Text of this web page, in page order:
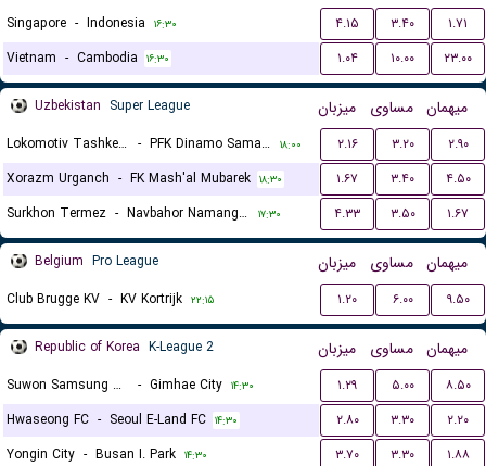
Singapore - Indonesia ۱۶:۳۰ ۴.۱۵ ۳.۴۰
۱.۷۱
Vietnam - Cambodia ۱۶:۳۰ ۱.۰۴ ۱۰.۰۰ ۲۳.۰۰
Uzbekistan Super League میزبان مساوی میهمان
Lokomotiv Tashkent FK - PFK Dinamo Samarkand ۱۸:۰۰ ۲.۱۶ ۳.۲۰
۲.۹۰
Xorazm Urganch - FK Mash'al Mubarek ۱۸:۳۰ ۱.۶۷ ۳.۴۰
۴.۵۰
Surkhon Termez - Navbahor Namangan ۱۷:۳۰ ۴.۳۳ ۳.۵۰ ۱.۶۷
Belgium Pro League میزبان مساوی میهمان
Club Brugge KV - KV Kortrijk ۲۲:۱۵ ۱.۲۰ ۶.۰۰ ۹.۵۰
Republic of Korea K-League 2 میزبان مساوی میهمان
Suwon Samsung Bluewings - Gimhae City ۱۴:۳۰ ۱.۲۹ ۵.۰۰
۸.۵۰
Hwaseong FC - Seoul E-Land FC ۱۴:۳۰ ۲.۸۰ ۳.۳۰
۲.۲۰
Yongin City - Busan I. Park ۱۴:۳۰ ۳.۷۰ ۳.۳۰
۱.۸۸